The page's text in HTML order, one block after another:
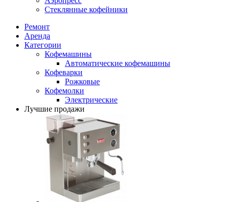
Стеклянные кофейники
Ремонт
Аренда
Категории
Кофемашины
Автоматические кофемашины
Кофеварки
Рожковые
Кофемолки
Электрические
Лучшие продажи